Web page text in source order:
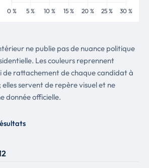
ne publie pas de nuance politique
Les couleurs reprennent
rattachement de chaque candidat à
servent de repère visuel et ne
donnée officielle.